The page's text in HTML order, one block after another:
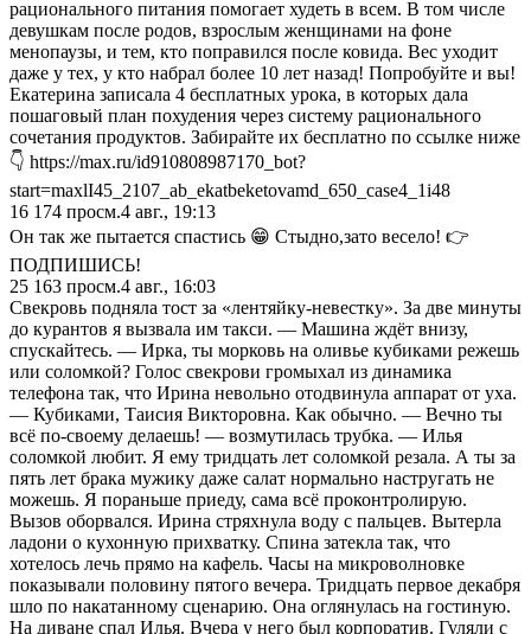
рационального питания помогает худеть в всем. В том числе
девушкам после родов, взрослым женщинами на фоне
менопаузы, и тем, кто поправился после ковида. Вес уходит
даже у тех, у кто набрал более 10 лет назад! Попробуйте и вы!
Екатерина записала 4 бесплатных урока, в которых дала
пошаговый план похудения через систему рационального
сочетания продуктов. Забирайте их бесплатно по ссылке ниже
👇 https://max.ru/id910808987170_bot?
start=maxlI45_2107_ab_ekatbeketovamd_650_case4_1i48
16 174 просм.4 авг., 19:13
Он так же пытается спастись 😁 Стыдно,зато весело! 👉
ПОДПИШИСЬ!
25 163 просм.4 авг., 16:03
Свекровь подняла тост за «лентяйку-невестку». За две минуты
до курантов я вызвала им такси. — Машина ждёт внизу,
спускайтесь. — Ирка, ты морковь на оливье кубиками режешь
или соломкой? Голос свекрови громыхал из динамика
телефона так, что Ирина невольно отодвинула аппарат от уха.
— Кубиками, Таисия Викторовна. Как обычно. — Вечно ты
всё по-своему делаешь! — возмутилась трубка. — Илья
соломкой любит. Я ему тридцать лет соломкой резала. А ты за
пять лет брака мужику даже салат нормально настругать не
можешь. Я пораньше приеду, сама всё проконтролирую.
Вызов оборвался. Ирина стряхнула воду с пальцев. Вытерла
ладони о кухонную прихватку. Спина затекла так, что
хотелось лечь прямо на кафель. Часы на микроволновке
показывали половину пятого вечера. Тридцать первое декабря
шло по накатанному сценарию. Она оглянулась на гостиную.
На диване спал Илья. Вчера у него был корпоратив. Гуляли с